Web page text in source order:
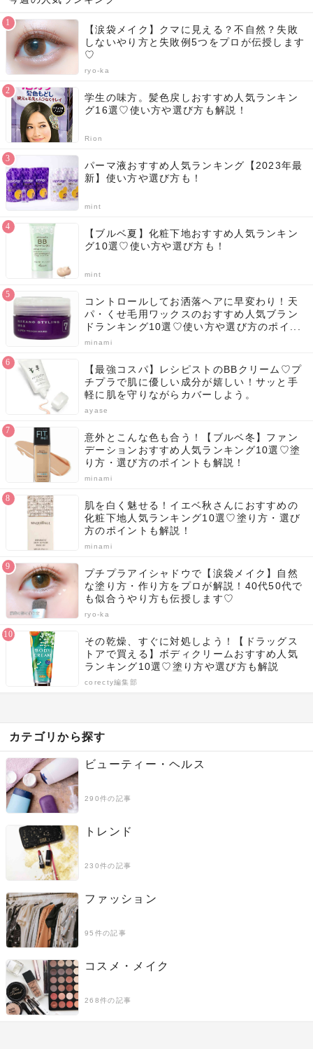
【涙袋メイク】クマに見える？不自然？失敗
しないやり方と失敗例5つをプロが伝授します
♡
ryo-ka
学生の味方。髪色戻しおすすめ人気ランキン
グ16選♡使い方や選び方も解説！
Rion
パーマ液おすすめ人気ランキング【2023年最
新】使い方や選び方も！
mint
【ブルベ夏】化粧下地おすすめ人気ランキン
グ10選♡使い方や選び方も！
mint
コントロールしてお洒落ヘアに早変わり！天
パ・くせ毛用ワックスのおすすめ人気ブラン
ドランキング10選♡使い方や選び方のポイ...
minami
【最強コスパ】レシピストのBBクリーム♡プ
チプラで肌に優しい成分が嬉しい！サッと手
軽に肌を守りながらカバーしよう。
ayase
意外とこんな色も合う！【ブルベ冬】ファン
デーションおすすめ人気ランキング10選♡塗
り方・選び方のポイントも解説！
minami
肌を白く魅せる！イエベ秋さんにおすすめの
化粧下地人気ランキング10選♡塗り方・選び
方のポイントも解説！
minami
プチプラアイシャドウで【涙袋メイク】自然
な塗り方・作り方をプロが解説！40代50代で
も似合うやり方も伝授します♡
ryo-ka
その乾燥、すぐに対処しよう！【ドラッグス
トアで買える】ボディクリームおすすめ人気
ランキング10選♡塗り方や選び方も解説
corecty編集部
カテゴリから探す
ビューティー・ヘルス
290件の記事
トレンド
230件の記事
ファッション
95件の記事
コスメ・メイク
268件の記事